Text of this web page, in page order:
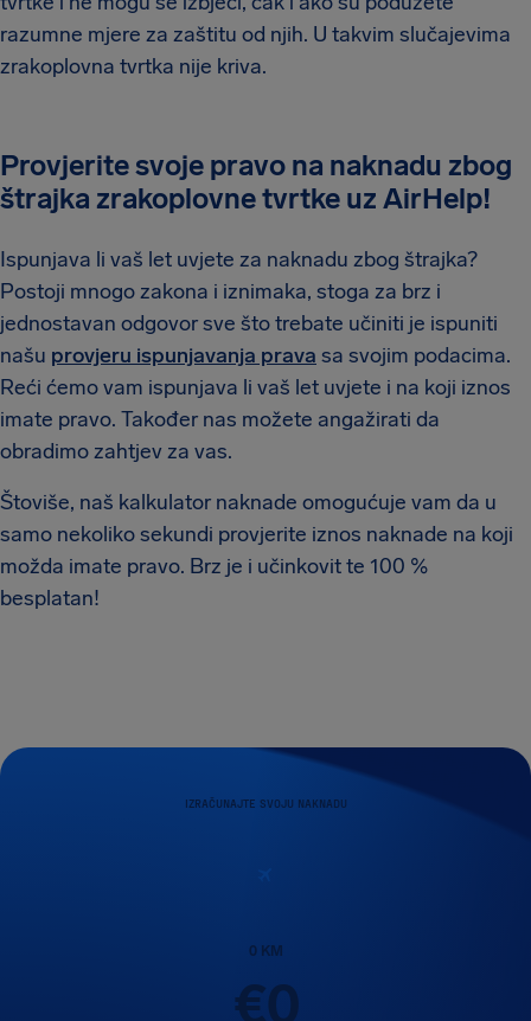
razumne mjere za zaštitu od njih. U takvim slučajevima
zrakoplovna tvrtka nije kriva.
Provjerite svoje pravo na naknadu zbog
štrajka zrakoplovne tvrtke uz AirHelp!
Ispunjava li vaš let uvjete za naknadu zbog štrajka?
Postoji mnogo zakona i iznimaka, stoga za brz i
jednostavan odgovor sve što trebate učiniti je ispuniti
našu provjeru ispunjavanja prava sa svojim podacima.
Reći ćemo vam ispunjava li vaš let uvjete i na koji iznos
imate pravo. Također nas možete angažirati da
obradimo zahtjev za vas.
Štoviše, naš kalkulator naknade omogućuje vam da u
samo nekoliko sekundi provjerite iznos naknade na koji
možda imate pravo. Brz je i učinkovit te 100 %
besplatan!
IZRAČUNAJTE SVOJU NAKNADU
0KM
€0